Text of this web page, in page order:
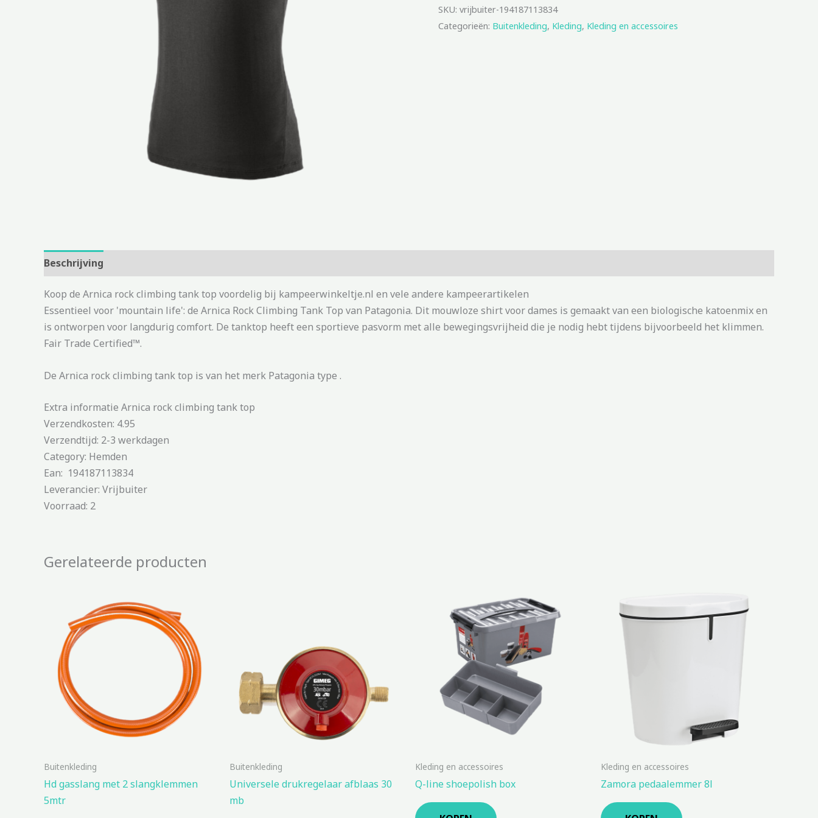
SKU: vrijbuiter-194187113834
Categorieën: Buitenkleding, Kleding, Kleding en accessoires
Beschrijving
Koop de Arnica rock climbing tank top voordelig bij kampeerwinkeltje.nl en vele andere kampeerartikelen
Essentieel voor 'mountain life': de Arnica Rock Climbing Tank Top van Patagonia. Dit mouwloze shirt voor dames is gemaakt van een biologische katoenmix en
is ontworpen voor langdurig comfort. De tanktop heeft een sportieve pasvorm met alle bewegingsvrijheid die je nodig hebt tijdens bijvoorbeeld het klimmen.
Fair Trade Certified™.
De Arnica rock climbing tank top is van het merk Patagonia type .
Extra informatie Arnica rock climbing tank top
Verzendkosten: 4.95
Verzendtijd: 2-3 werkdagen
Category: Hemden
Ean: 194187113834
Leverancier: Vrijbuiter
Voorraad: 2
Gerelateerde producten
Buitenkleding
Hd gasslang met 2 slangklemmen
5mtr
Buitenkleding
Universele drukregelaar afblaas 30
mb
Kleding en accessoires
Q-line shoepolish box
Kleding en accessoires
Zamora pedaalemmer 8l